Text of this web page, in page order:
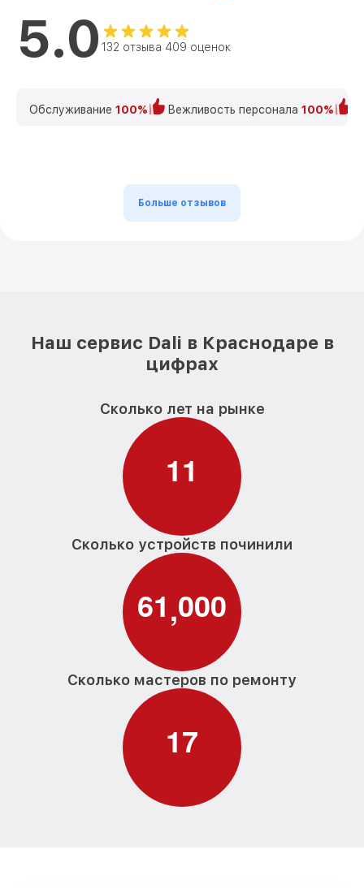
5.0 132 отзыва 409 оценок
Обслуживание 100% Вежливость персонала 100%
Больше отзывов
Наш сервис Dali в Краснодаре в
цифрах
Сколько лет на рынке
11
Сколько устройств починили
61,000
Сколько мастеров по ремонту
17